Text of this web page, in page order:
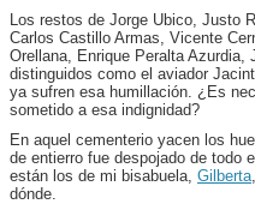
Los restos de Jorge Ubico, Justo
Carlos Castillo Armas, Vicente
Orellana, Enrique Peralta Azurdia,
distinguidos como el aviador
ya sufren esa humillación. ¿Es
sometido a esa indignidad?
En aquel cementerio yacen los
de entierro fue despojado de todo
están los de mi bisabuela, Gilberta
dónde.